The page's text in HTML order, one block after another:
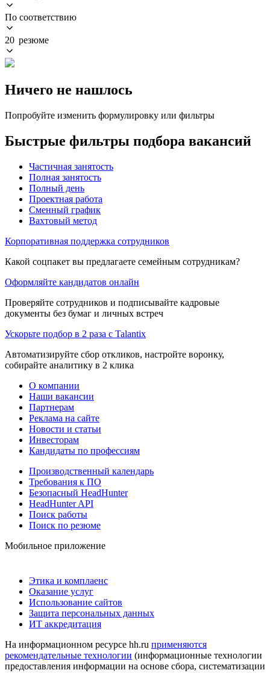
По соответствию
20 резюме
Ничего не нашлось
Попробуйте изменить формулировку или фильтры
Быстрые фильтры подбора вакансий
Частичная занятость
Полная занятость
Полный день
Проектная работа
Сменный график
Вахтовый метод
Корпоративная поддержка сотрудников
Какой соцпакет вы предлагаете семейным сотрудникам?
Оформляйте кандидатов онлайн
Проверяйте сотрудников и подписывайте кадровые
документы без бумаг и личных встреч
Ускорьте подбор в 2 раза с Talantix
Автоматизируйте сбор откликов, настройте воронку,
собирайте аналитику в 2 клика
О компании
Наши вакансии
Партнерам
Реклама на сайте
Новости и статьи
Инвесторам
Кандидаты по профессиям
Производственный календарь
Требования к ПО
Безопасный HeadHunter
HeadHunter API
Поиск работы
Поиск по резюме
Мобильное приложение
Этика и комплаенс
Оказание услуг
Использование сайтов
Защита персональных данных
ИТ аккредитация
На информационном ресурсе hh.ru применяются
рекомендательные технологии (информационные технологии
предоставления информации на основе сбора, систематизации